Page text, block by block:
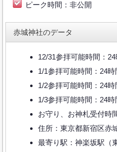
ピーク時間：非公開
赤城神社のデータ
12/31参拝可能時間：24
1/1参拝可能時間：24時
1/2参拝可能時間：24時
1/3参拝可能時間：24時
お守り、お神札受付時
住所：東京都新宿区赤
最寄り駅：神楽坂駅（